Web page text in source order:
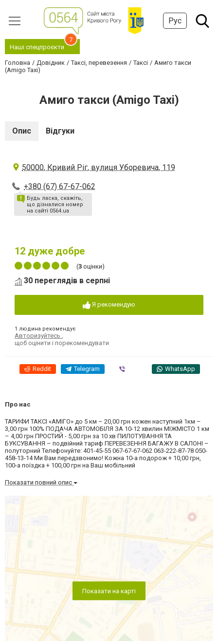
Рус
Наші спецпроєкти
7
Головна Довідник Таксі, перевезення Таксі
Амиго такси
(Amigo Taxi)
Амиго такси (Amigo Taxi)
Опис Відгуки
50000, Кривий Ріг, вулиця Уборевича, 119
+380 (67) 67-67-062
Будь ласка, скажіть,
що дізналися номер
на сайті 0564.ua
12 дуже добре
(3 оцінки)
30 переглядів в серпні
Я рекомендую
1 людина рекомендує
Авторизуйтесь
щоб оцінити і порекомендувати
Reddit Telegram WhatsApp
Про нас
ТАРИФИ ТАКСІ «АМІГО» до 5 км – 20,00 грн кожен наступний 1км –
3,00 грн 100% ПОДАЧА АВТОМОБІЛЯ ЗА 10-12 хвилин МІЖМІСТО 1 км
– 4,00 грн ПРОСТИЙ - 5,00 грн за 10 хв ПИЛОТУВАННЯ ТА
БУКСУВАННЯ – подвійний тариф ПЕРЕВЕЗЕННЯ БАГАЖУ В САЛОНІ –
полуторний Телефонуйте: 401-45-55 067-67-67-062 063-222-87-78 050-
458-13-14 Ми Вам передзвонимо! Кожна 10-а подорож + 10,00 грн,
100-а поїздка + 100,00 грн на Ваш мобільний
Показати повний опис
Показати на карті